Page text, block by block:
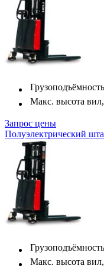
Макс. высота
Запрос цены
Полуэлектрический
Макс. высота